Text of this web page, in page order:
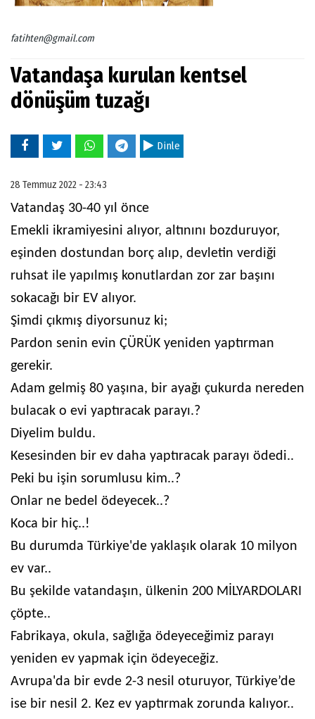
fatihten@gmail.com
Vatandaşa kurulan kentsel
dönüşüm tuzağı
Dinle
28 Temmuz 2022 - 23:43
Vatandaş 30-40 yıl önce
Emekli ikramiyesini alıyor, altınını bozduruyor,
eşinden dostundan borç alıp, devletin verdiği
ruhsat ile yapılmış konutlardan zor zar başını
sokacağı bir EV alıyor.
Şimdi çıkmış diyorsunuz ki;
Pardon senin evin ÇÜRÜK yeniden yaptırman
gerekir.
Adam gelmiş 80 yaşına, bir ayağı çukurda nereden
bulacak o evi yaptıracak parayı.?
Diyelim buldu.
Kesesinden bir ev daha yaptıracak parayı ödedi..
Peki bu işin sorumlusu kim..?
Onlar ne bedel ödeyecek..?
Koca bir hiç..!
Bu durumda Türkiye'de yaklaşık olarak 10 milyon
ev var..
Bu şekilde vatandaşın, ülkenin 200 MİLYARDOLARI
çöpte..
Fabrikaya, okula, sağlığa ödeyeceğimiz parayı
yeniden ev yapmak için ödeyeceğiz.
Avrupa'da bir evde 2-3 nesil oturuyor, Türkiye’de
ise bir nesil 2. Kez ev yaptırmak zorunda kalıyor..